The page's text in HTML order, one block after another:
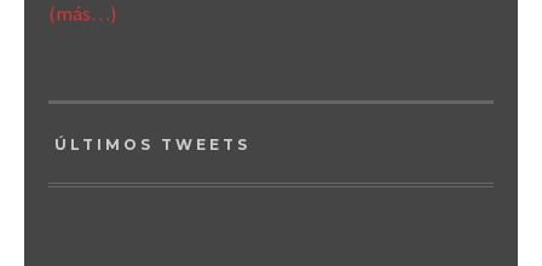
(más…)
ÚLTIMOS TWEETS